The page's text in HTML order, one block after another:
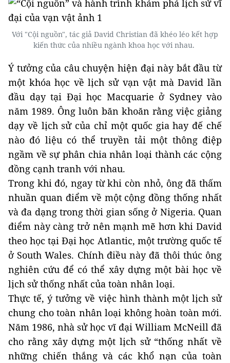
Với "Cội nguồn", tác giả David Christian đã khéo léo kết hợp
kiến thức của nhiều ngành khoa học với nhau.
Ý tưởng của câu chuyện hiện đại này bắt đầu từ
một khóa học về lịch sử vạn vật mà David lần
đầu dạy tại Đại học Macquarie ở Sydney vào
năm 1989. Ông luôn băn khoăn rằng việc giảng
dạy về lịch sử của chỉ một quốc gia hay đế chế
nào đó liệu có thể truyền tải một thông điệp
ngầm về sự phân chia nhân loại thành các cộng
đồng cạnh tranh với nhau.
Trong khi đó, ngay từ khi còn nhỏ, ông đã thấm
nhuần quan điểm về một cộng đồng thống nhất
và đa dạng trong thời gian sống ở Nigeria. Quan
điểm này càng trở nên mạnh mẽ hơn khi David
theo học tại Đại học Atlantic, một trường quốc tế
ở South Wales. Chính điều này đã thôi thúc ông
nghiên cứu để có thể xây dựng một bài học về
lịch sử thống nhất của toàn nhân loại.
Thực tế, ý tưởng về việc hình thành một lịch sử
chung cho toàn nhân loại không hoàn toàn mới.
Năm 1986, nhà sử học vĩ đại William McNeill đã
cho rằng xây dựng một lịch sử “thống nhất về
những chiến thắng và các khổ nạn của toàn